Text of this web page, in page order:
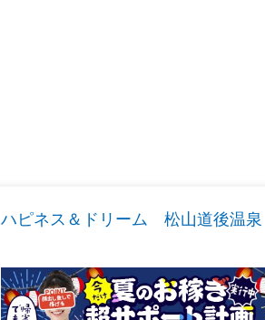
ハピネス＆ドリーム 松山道後温泉